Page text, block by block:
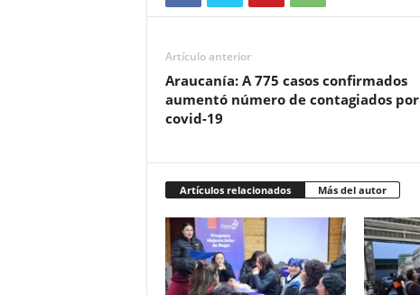
Artículo anterior
Araucanía: A 775 casos confirmados
aumentó número de contagiados por
covid-19
Artículos relacionados Más del autor